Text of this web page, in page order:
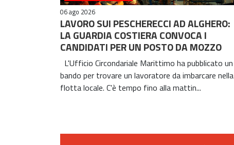
06 ago 2026
LAVORO SUI PESCHERECCI AD ALGHERO:
LA GUARDIA COSTIERA CONVOCA I
CANDIDATI PER UN POSTO DA MOZZO
L'Ufficio Circondariale Marittimo ha pubblicato un
bando per trovare un lavoratore da imbarcare nella
flotta locale. C'è tempo fino alla mattin...